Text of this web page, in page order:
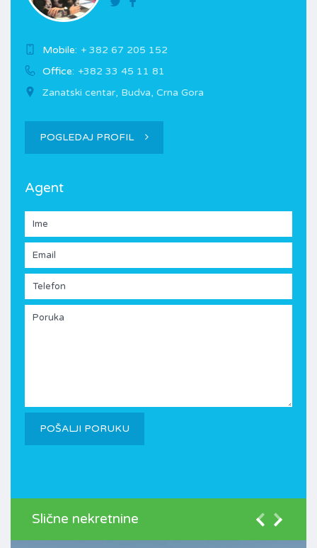
Mobile: + 382 67 205 152
Office: +382 33 45 11 81
Zanatski centar, Budva, Crna Gora
POGLEDAJ PROFIL
Agent
Slične nekretnine